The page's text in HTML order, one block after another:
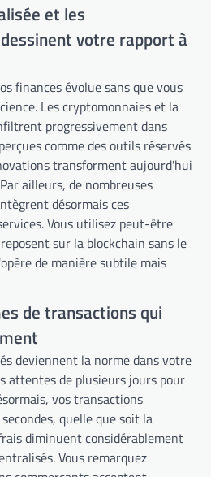
et les
votre rapport à
finances évolue sans que vous
Les cryptomonnaies et la
progressivement dans
comme des outils réservés
transforment aujourd'hui
ailleurs, de nombreuses
désormais ces
Vous utilisez peut-être
sur la blockchain sans le
de manière subtile mais
de transactions qui
deviennent la norme dans votre
attentes de plusieurs jours pour
vos transactions
quelle que soit la
diminuent considérablement
Vous remarquez